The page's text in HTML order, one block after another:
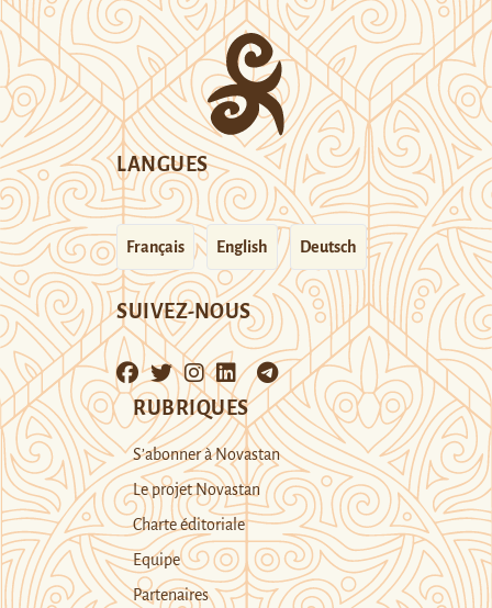
LANGUES
Français English Deutsch
SUIVEZ-NOUS
RUBRIQUES
S’abonner à Novastan
Le projet Novastan
Charte éditoriale
Equipe
Partenaires